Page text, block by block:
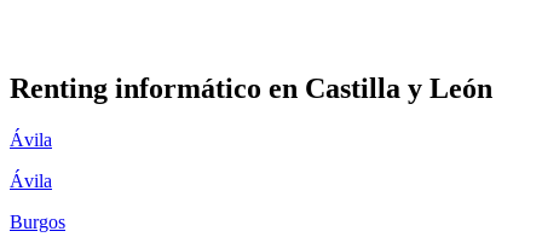
Renting informático en Castilla y León
Ávila
Ávila
Burgos